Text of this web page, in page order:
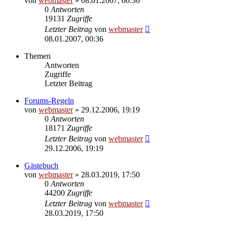
0 Antworten
19131 Zugriffe
Letzter Beitrag von webmaster
08.01.2007, 00:36
Themen
Antworten
Zugriffe
Letzter Beitrag
Forums-Regeln
von webmaster» 29.12.2006, 19:19
0 Antworten
18171 Zugriffe
Letzter Beitrag von webmaster
29.12.2006, 19:19
Gästebuch
von webmaster» 28.03.2019, 17:50
0 Antworten
44200 Zugriffe
Letzter Beitrag von webmaster
28.03.2019, 17:50